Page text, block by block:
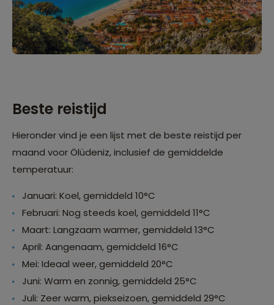
Beste reistijd
Hieronder vind je een lijst met de beste reistijd per
maand voor Ölüdeniz, inclusief de gemiddelde
temperatuur:
Januari: Koel, gemiddeld 10°C
Februari: Nog steeds koel, gemiddeld 11°C
Maart: Langzaam warmer, gemiddeld 13°C
April: Aangenaam, gemiddeld 16°C
Mei: Ideaal weer, gemiddeld 20°C
Juni: Warm en zonnig, gemiddeld 25°C
Juli: Zeer warm, piekseizoen, gemiddeld 29°C